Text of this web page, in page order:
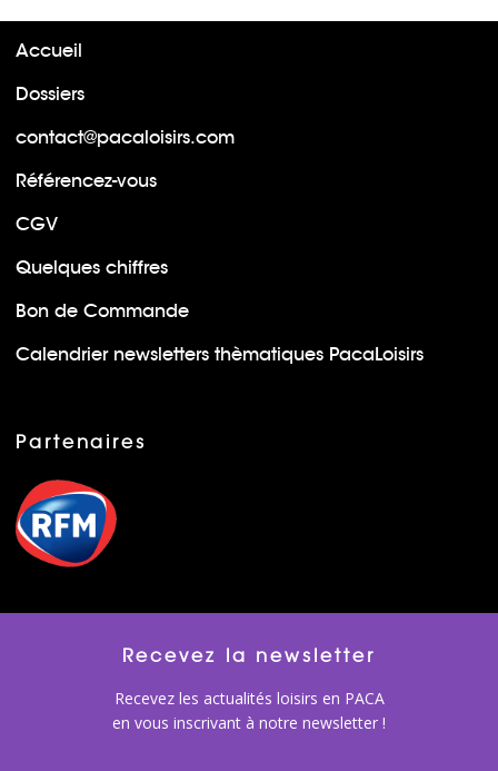
Accueil
Dossiers
contact@pacaloisirs.com
Référencez-vous
CGV
Quelques chiffres
Bon de Commande
Calendrier newsletters thèmatiques PacaLoisirs
Partenaires
Recevez la newsletter
Recevez les actualités loisirs en PACA
en vous inscrivant à notre newsletter !